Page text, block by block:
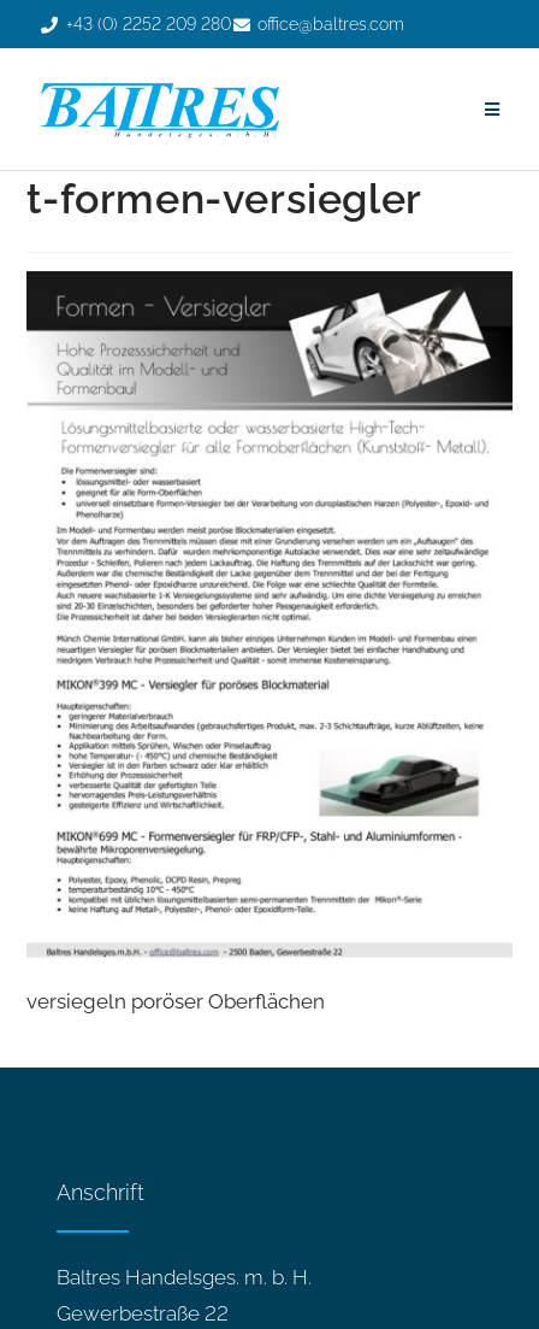
+43 (0) 2252 209 280 office@baltres.com
t-formen-versiegler
versiegeln poröser Oberflächen
Anschrift
Baltres Handelsges. m. b. H.
Gewerbestraße 22